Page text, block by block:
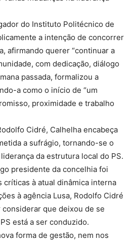
do Instituto Politécnico de
a intenção de concorrer
afirmando querer “continuar a
com dedicação, diálogo
passada, formalizou a
a como o início de “um
proximidade e trabalho
Cidré, Calhelha encabeça
a sufrágio, tornando-se o
da estrutura local do PS.
presidente da concelhia foi
críticas à atual dinâmica interna
à agência Lusa, Rodolfo Cidré
que deixou de se
está a ser conduzido.
forma de gestão, nem nos